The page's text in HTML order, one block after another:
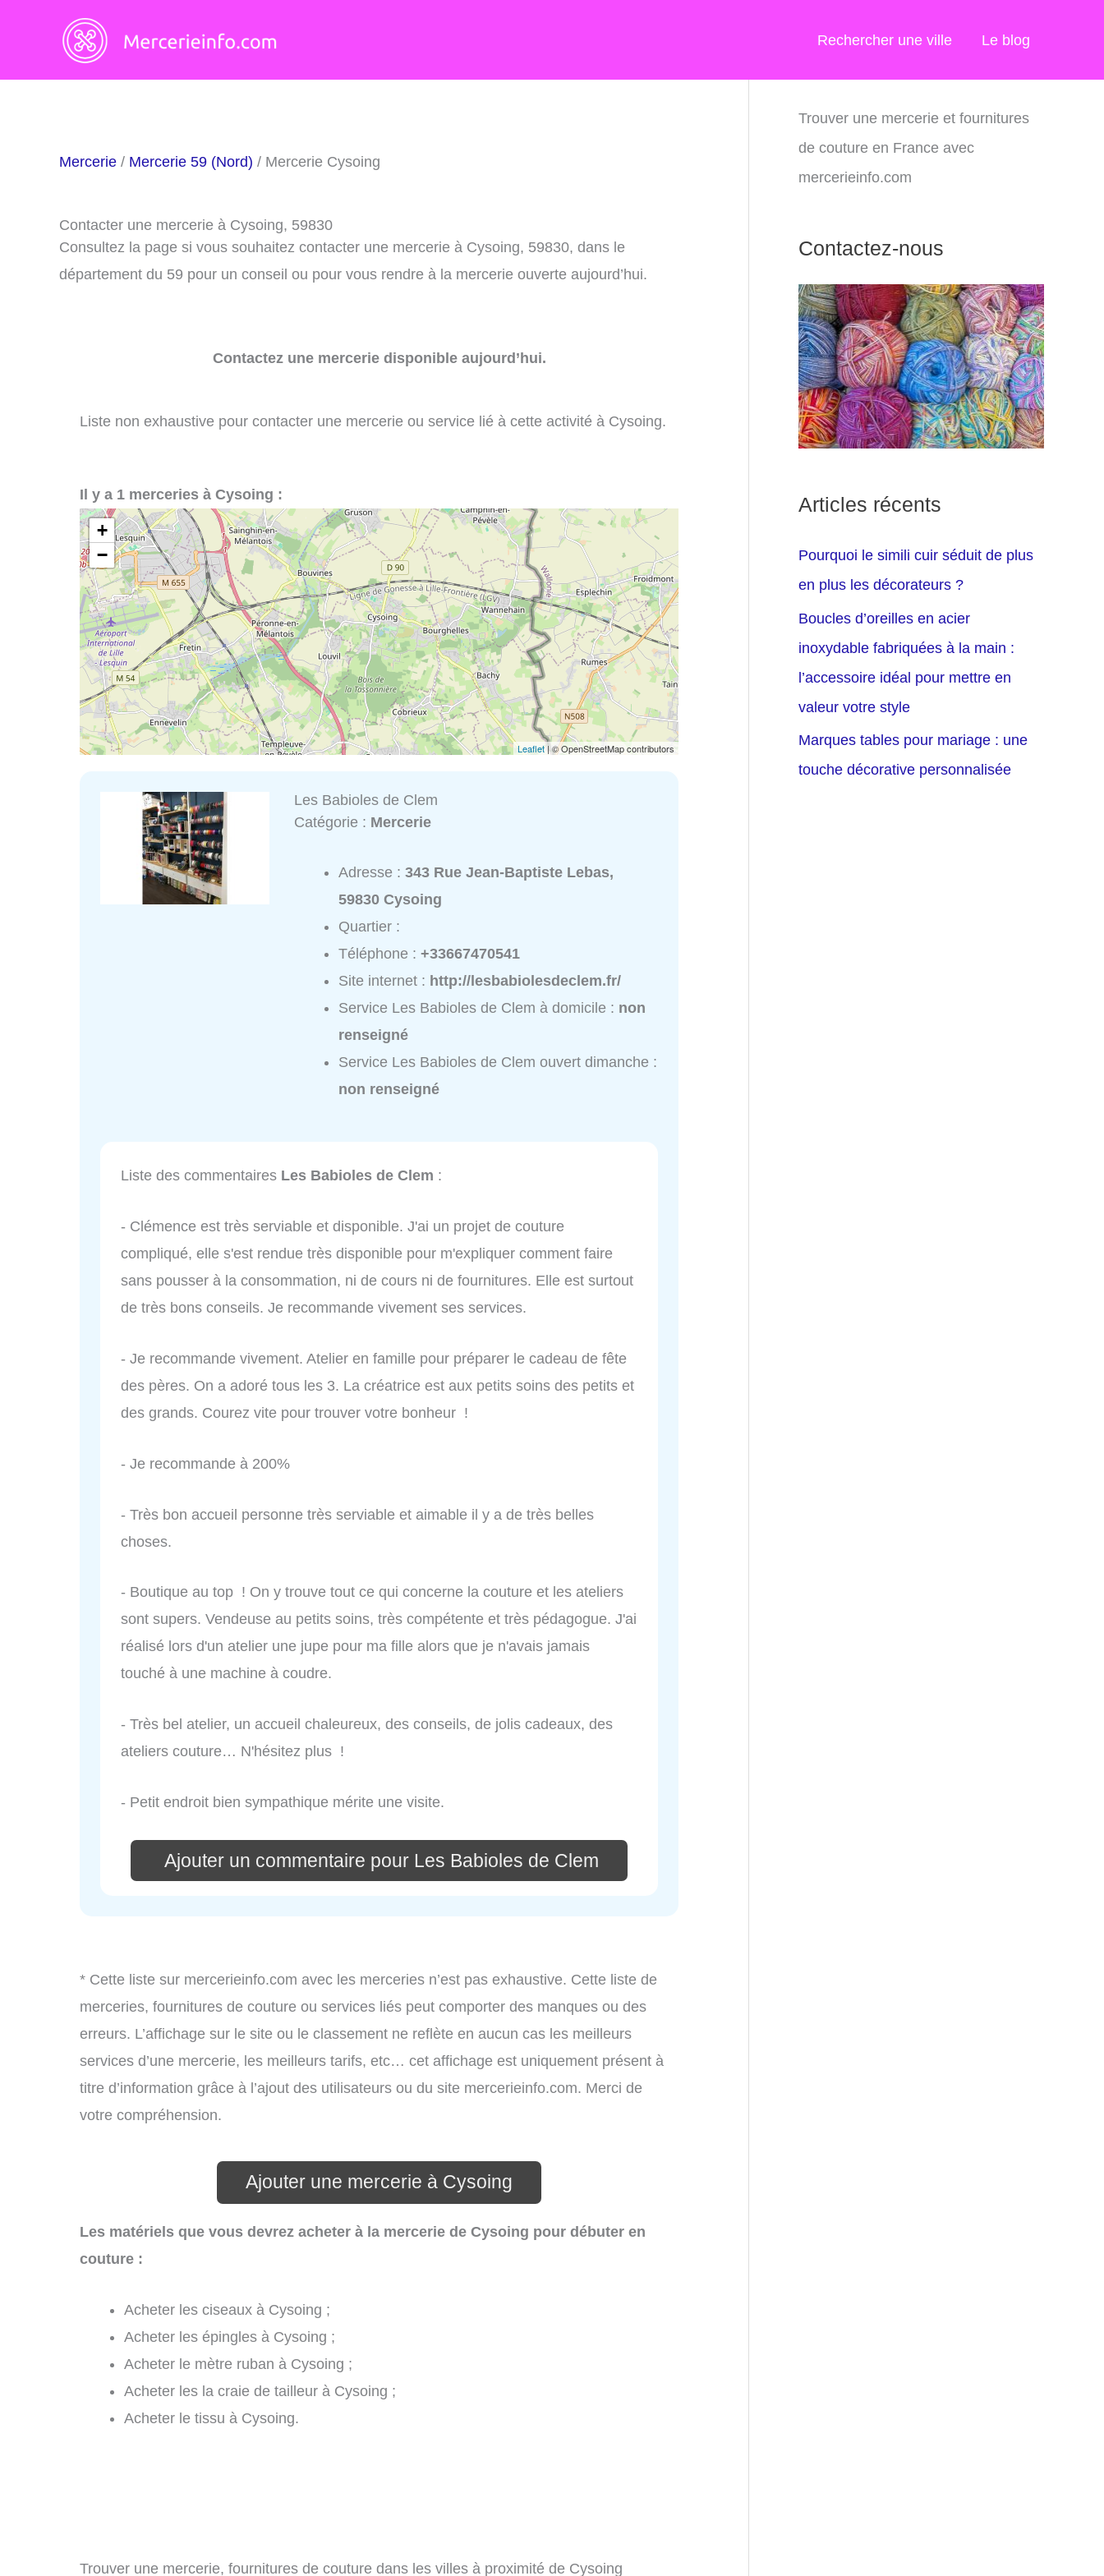
Rechercher une ville Le blog
Mercerie / Mercerie 59 (Nord) / Mercerie Cysoing
Contacter une mercerie à Cysoing, 59830
Consultez la page si vous souhaitez contacter une mercerie à Cysoing, 59830, dans le
département du 59 pour un conseil ou pour vous rendre à la mercerie ouverte aujourd’hui.
Contactez une mercerie disponible aujourd’hui.
Liste non exhaustive pour contacter une mercerie ou service lié à cette activité à Cysoing.
Il y a 1 merceries à Cysoing :
+
−
Leaflet | © OpenStreetMap contributors
Les Babioles de Clem
Catégorie : Mercerie
Adresse :343 Rue Jean-Baptiste Lebas,
59830 Cysoing
Quartier :
Téléphone :+33667470541
Site internet : http://lesbabiolesdeclem.fr/
Service Les Babioles de Clem à domicile : non
renseigné
Service Les Babioles de Clem ouvert dimanche :
non renseigné
Liste des commentaires Les Babioles de Clem :
- Clémence est très serviable et disponible. J'ai un projet de couture
compliqué, elle s'est rendue très disponible pour m'expliquer comment faire
sans pousser à la consommation, ni de cours ni de fournitures. Elle est surtout
de très bons conseils. Je recommande vivement ses services.
- Je recommande vivement. Atelier en famille pour préparer le cadeau de fête
des pères. On a adoré tous les 3. La créatrice est aux petits soins des petits et
des grands. Courez vite pour trouver votre bonheur !
- Je recommande à 200%
- Très bon accueil personne très serviable et aimable il y a de très belles
choses.
- Boutique au top ! On y trouve tout ce qui concerne la couture et les ateliers
sont supers. Vendeuse au petits soins, très compétente et très pédagogue. J'ai
réalisé lors d'un atelier une jupe pour ma fille alors que je n'avais jamais
touché à une machine à coudre.
- Très bel atelier, un accueil chaleureux, des conseils, de jolis cadeaux, des
ateliers couture… N'hésitez plus !
- Petit endroit bien sympathique mérite une visite.
Ajouter un commentaire pour Les Babioles de Clem
* Cette liste sur mercerieinfo.com avec les merceries n’est pas exhaustive. Cette liste de
merceries, fournitures de couture ou services liés peut comporter des manques ou des
erreurs. L’affichage sur le site ou le classement ne reflète en aucun cas les meilleurs
services d’une mercerie, les meilleurs tarifs, etc… cet affichage est uniquement présent à
titre d’information grâce à l’ajout des utilisateurs ou du site mercerieinfo.com. Merci de
votre compréhension.
Ajouter une mercerie à Cysoing
Les matériels que vous devrez acheter à la mercerie de Cysoing pour débuter en
couture :
Acheter les ciseaux à Cysoing ;
Acheter les épingles à Cysoing ;
Acheter le mètre ruban à Cysoing ;
Acheter les la craie de tailleur à Cysoing ;
Acheter le tissu à Cysoing.
Trouver une mercerie, fournitures de couture dans les villes à proximité de Cysoing
Trouver une mercerie et fournitures
de couture en France avec
mercerieinfo.com
Contactez-nous
Articles récents
Pourquoi le simili cuir séduit de plus
en plus les décorateurs ?
Boucles d’oreilles en acier
inoxydable fabriquées à la main :
l’accessoire idéal pour mettre en
valeur votre style
Marques tables pour mariage : une
touche décorative personnalisée